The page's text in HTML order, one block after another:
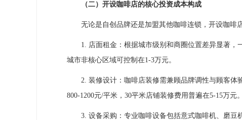
（二）开设咖啡店的核心投资成本构成
无论是自创品牌还是加盟其他咖啡连锁，开设咖啡店
1. 店面租金：根据城市级别和商圈位置差异显著，
城市非核心区域可控制在1-3万元。
2. 装修设计：咖啡店装修需兼顾品牌调性与顾客体
800-1200元/平米，30平米店铺装修费用普遍在5-15万元。
3. 设备采购：专业咖啡设备包括意式咖啡机、磨豆